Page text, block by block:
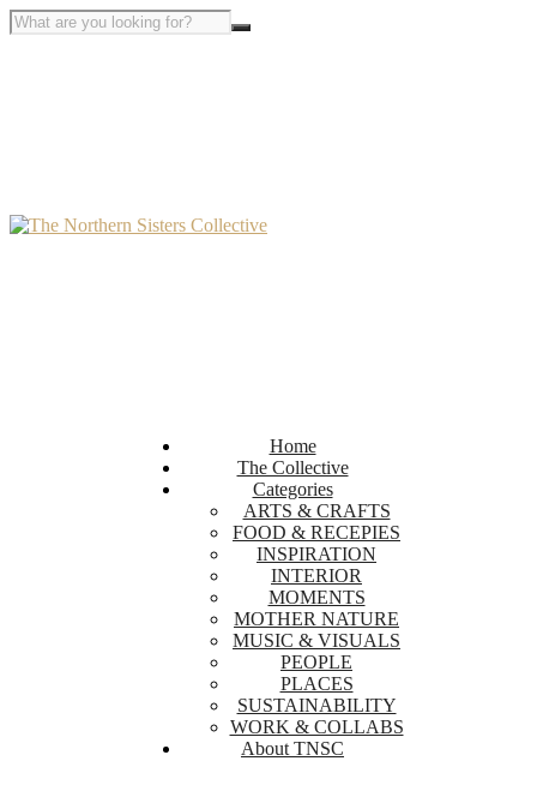
Home
The Collective
Categories
ARTS & CRAFTS
FOOD & RECEPIES
INSPIRATION
INTERIOR
MOMENTS
MOTHER NATURE
MUSIC & VISUALS
PEOPLE
PLACES
SUSTAINABILITY
WORK & COLLABS
About TNSC